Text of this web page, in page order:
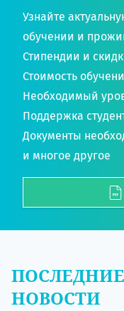
Узнайте
обучении и
Стипендии и
Стоимость
Необходимый
Поддержка
Документы
и многое другое
НОВОСТИ